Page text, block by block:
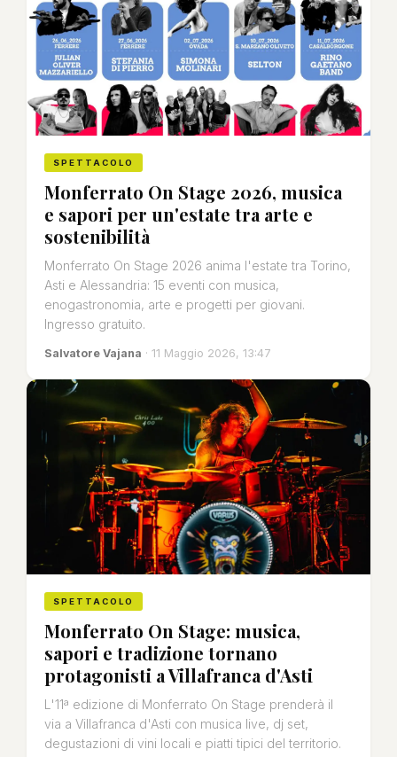
SPETTACOLO
Monferrato On Stage 2026, musica
e sapori per un'estate tra arte e
sostenibilità
Monferrato On Stage 2026 anima l'estate tra Torino,
Asti e Alessandria: 15 eventi con musica,
enogastronomia, arte e progetti per giovani.
Ingresso gratuito.
Salvatore Vajana · 11 Maggio 2026, 13:47
SPETTACOLO
Monferrato On Stage: musica,
sapori e tradizione tornano
protagonisti a Villafranca d'Asti
L'11ª edizione di Monferrato On Stage prenderà il
via a Villafranca d'Asti con musica live, dj set,
degustazioni di vini locali e piatti tipici del territorio.